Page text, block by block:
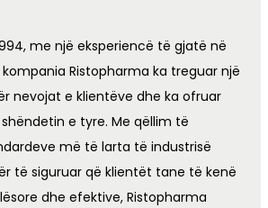
me një eksperiencë të gjatë në
Ristopharma ka treguar një
nevojat e klientëve dhe ka ofruar
e tyre. Me qëllim të
më të larta të industrisë
të siguruar që klientët tane të kenë
dhe efektive, Ristopharma